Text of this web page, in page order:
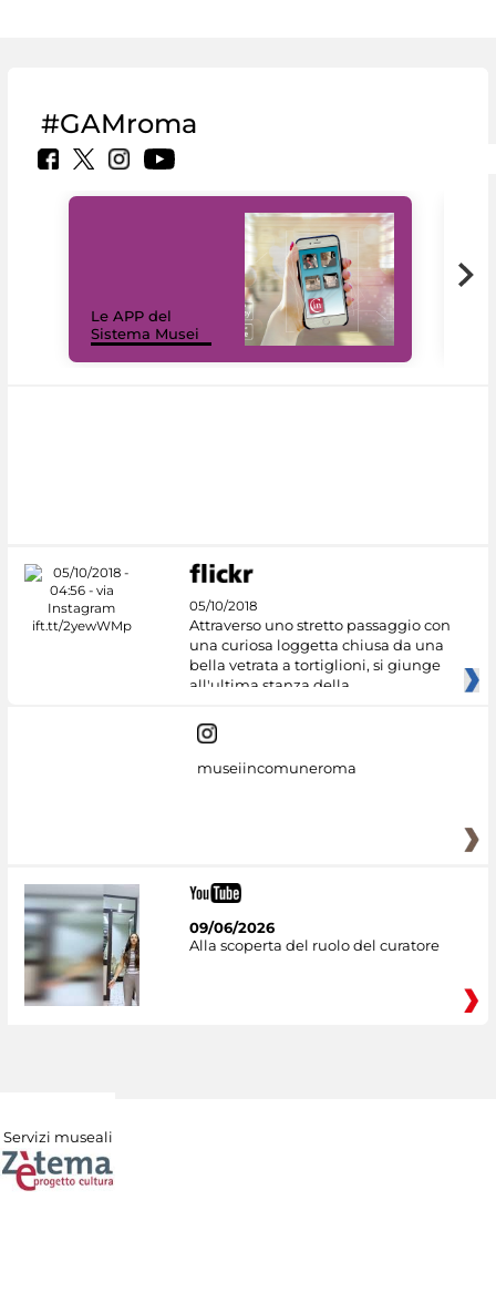
#GAMroma
Le APP del
Sistema Musei
05/10/2018
Attraverso uno stretto passaggio con
una curiosa loggetta chiusa da una
bella vetrata a tortiglioni, si giunge
all'ultima stanza della
museiincomuneroma
09/06/2026
Alla scoperta del ruolo del curatore
Servizi museali